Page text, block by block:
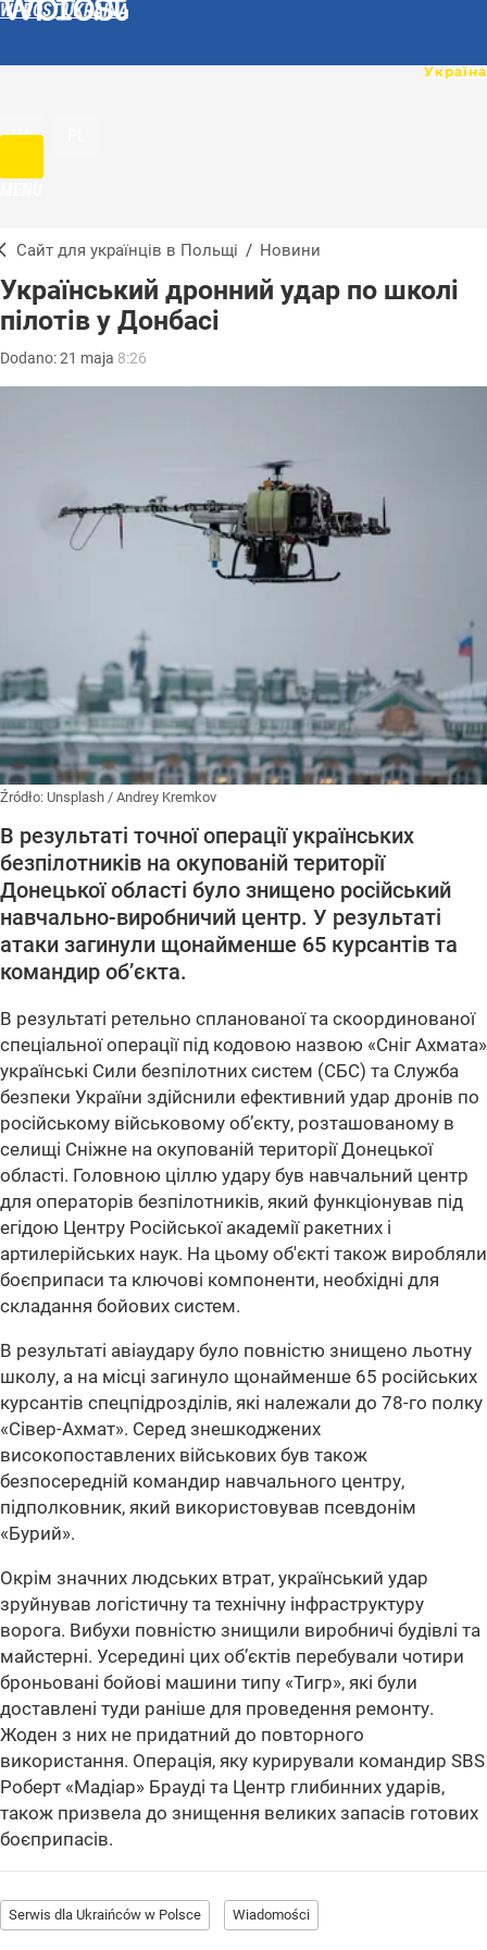
WPROST UKRAINA
UA
Сайт для українців в Польщі / Новини
Український дронний удар по школі
пілотів у Донбасі
Dodano:21 maja 8:26
Źródło: Unsplash / Andrey Kremkov
В результаті точної операції українських
безпілотників на окупованій території
Донецької області було знищено російський
навчально-виробничий центр. У результаті
атаки загинули щонайменше 65 курсантів та
командир об’єкта.
В результаті ретельно спланованої та скоординованої
спеціальної операції під кодовою назвою «Сніг Ахмата»
українські Сили безпілотних систем (СБС) та Служба
безпеки України здійснили ефективний удар дронів по
російському військовому об’єкту, розташованому в
селищі Сніжне на окупованій території Донецької
області. Головною ціллю удару був навчальний центр
для операторів безпілотників, який функціонував під
егідою Центру Російської академії ракетних і
артилерійських наук. На цьому об'єкті також виробляли
боєприпаси та ключові компоненти, необхідні для
складання бойових систем.
В результаті авіаудару було повністю знищено льотну
школу, а на місці загинуло щонайменше 65 російських
курсантів спецпідрозділів, які належали до 78-го полку
«Сівер-Ахмат». Серед знешкоджених
високопоставлених військових був також
безпосередній командир навчального центру,
підполковник, який використовував псевдонім
«Бурий».
Окрім значних людських втрат, український удар
зруйнував логістичну та технічну інфраструктуру
ворога. Вибухи повністю знищили виробничі будівлі та
майстерні. Усередині цих об’єктів перебували чотири
броньовані бойові машини типу «Тигр», які були
доставлені туди раніше для проведення ремонту.
Жоден з них не придатний до повторного
використання. Операція, яку курирували командир SBS
Роберт «Мадіар» Брауді та Центр глибинних ударів,
також призвела до знищення великих запасів готових
боєприпасів.
Serwis dla Ukraińców w Polsce Wiadomości